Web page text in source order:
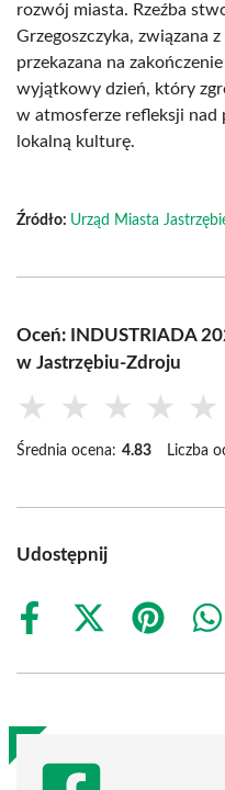
rozwój miasta. Rzeźba
Grzegoszczyka, związana
przekazana na
wyjątkowy dzień, który
w atmosferze refleksji nad
lokalną kulturę.
Źródło: Urząd Miasta
Oceń: INDUSTRIADA
w Jastrzębiu-Zdroju
★ ★ ★ ★ ★
Średnia ocena: 4.83 Liczba
Udostępnij
Share
Share
(Twitter)
Share